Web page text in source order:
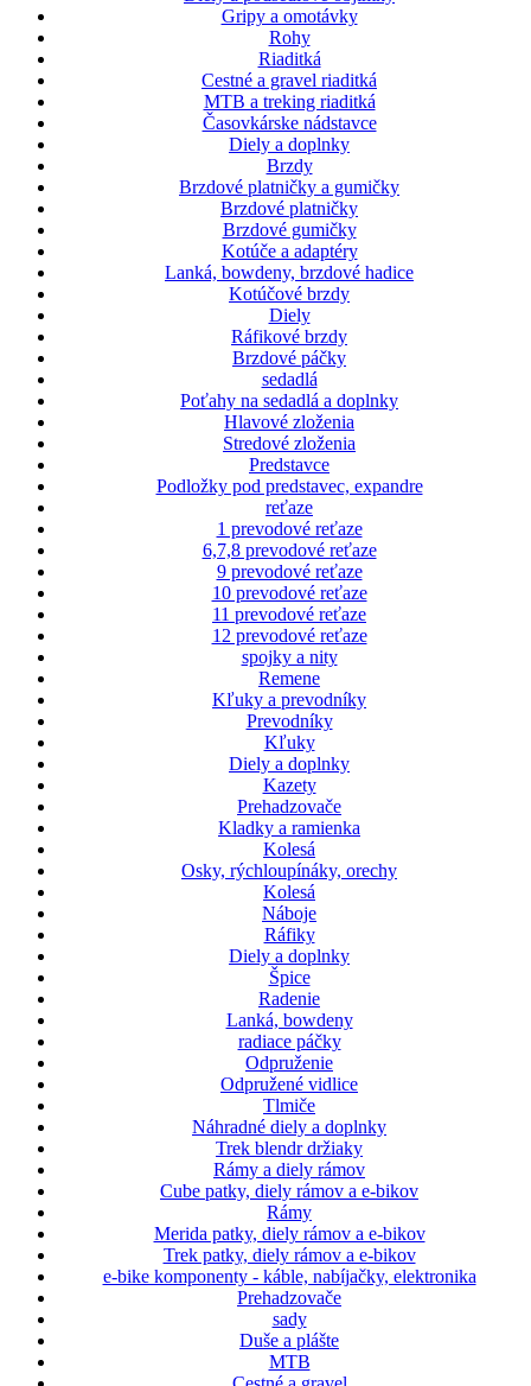
Gripy a omotávky
Rohy
Riaditká
Cestné a gravel riaditká
MTB a treking riaditká
Časovkárske nádstavce
Diely a doplnky
Brzdy
Brzdové platničky a gumičky
Brzdové platničky
Brzdové gumičky
Kotúče a adaptéry
Lanká, bowdeny, brzdové hadice
Kotúčové brzdy
Diely
Ráfikové brzdy
Brzdové páčky
sedadlá
Poťahy na sedadlá a doplnky
Hlavové zloženia
Stredové zloženia
Predstavce
Podložky pod predstavec, expandre
reťaze
1 prevodové reťaze
6,7,8 prevodové reťaze
9 prevodové reťaze
10 prevodové reťaze
11 prevodové reťaze
12 prevodové reťaze
spojky a nity
Remene
Kľuky a prevodníky
Prevodníky
Kľuky
Diely a doplnky
Kazety
Prehadzovače
Kladky a ramienka
Kolesá
Osky, rýchloupínáky, orechy
Kolesá
Náboje
Ráfiky
Diely a doplnky
Špice
Radenie
Lanká, bowdeny
radiace páčky
Odpruženie
Odpružené vidlice
Tlmiče
Náhradné diely a doplnky
Trek blendr držiaky
Rámy a diely rámov
Cube patky, diely rámov a e-bikov
Rámy
Merida patky, diely rámov a e-bikov
Trek patky, diely rámov a e-bikov
e-bike komponenty - káble, nabíjačky, elektronika
Prehadzovače
sady
Duše a plášte
MTB